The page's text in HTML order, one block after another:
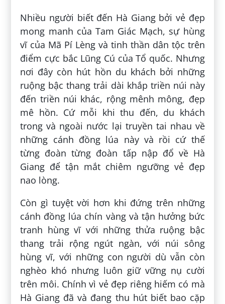
Nhiều người biết đến Hà Giang bởi vẻ đẹp
mong manh của Tam Giác Mạch, sự hùng
vĩ của Mã Pí Lèng và tinh thần dân tộc trên
điểm cực bắc Lũng Cú của Tổ quốc. Nhưng
nơi đây còn hút hồn du khách bởi những
ruộng bậc thang trải dài khắp triền núi này
đến triền núi khác, rộng mênh mông, đẹp
mê hồn. Cứ mỗi khi thu đến, du khách
trong và ngoài nước lại truyền tai nhau về
những cánh đồng lúa này và rồi cứ thế
từng đoàn từng đoàn tấp nập đổ về Hà
Giang để tận mắt chiêm ngưỡng vẻ đẹp
nao lòng.
Còn gì tuyệt vời hơn khi đứng trên những
cánh đồng lúa chín vàng và tận hưởng bức
tranh hùng vĩ với những thửa ruộng bậc
thang trải rộng ngút ngàn, với núi sông
hùng vĩ, với những con người dù vẫn còn
nghèo khó nhưng luôn giữ vững nụ cười
trên môi. Chính vì vẻ đẹp riêng hiếm có mà
Hà Giang đã và đang thu hút biết bao cặp